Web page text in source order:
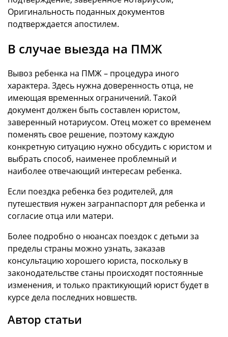
Оригинальность поданных документов
подтверждается апостилем.
В случае выезда на ПМЖ
Вывоз ребенка на ПМЖ – процедура иного
характера. Здесь нужна доверенность отца, не
имеющая временных ограничений. Такой
документ должен быть составлен юристом,
заверенный нотариусом. Отец может со временем
поменять свое решение, поэтому каждую
конкретную ситуацию нужно обсудить с юристом и
выбрать способ, наименее проблемный и
наиболее отвечающий интересам ребенка.
Если поездка ребенка без родителей, для
путешествия нужен загранпаспорт для ребенка и
согласие отца или матери.
Более подробно о нюансах поездок с детьми за
пределы страны можно узнать, заказав
консультацию хорошего юриста, поскольку в
законодательстве станы происходят постоянные
изменения, и только практикующий юрист будет в
курсе дела последних новшеств.
Автор статьи